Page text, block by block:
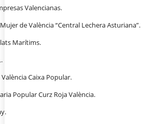
Valencianas.
de València “Central Lechera Asturiana”.
Marítims.
Caixa Popular.
Popular Curz Roja València.